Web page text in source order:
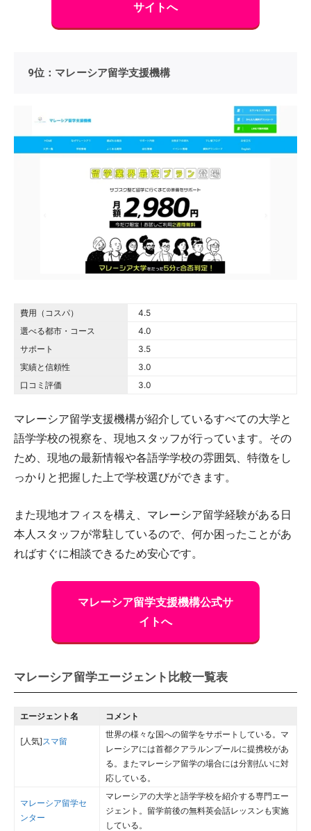
サイトへ
9位：マレーシア留学支援機構
費用（コスパ） 4.5 out of 5.0 stars
4.5
選べる都市・コース
4.0 out of 5.0 stars
4.0
サポート
3.5 out of 5.0 stars
3.5
実績と信頼性
3.0 out of 5.0 stars
3.0
口コミ評価
3.0 out of 5.0 stars
3.0
マレーシア留学支援機構が紹介しているすべての大学と
語学学校の視察を、現地スタッフが行っています。その
ため、現地の最新情報や各語学学校の雰囲気、特徴をし
っかりと把握した上で学校選びができます。
また現地オフィスを構え、マレーシア留学経験がある日
本人スタッフが常駐しているので、何か困ったことがあ
ればすぐに相談できるため安心です。
マレーシア留学支援機構公式サ
イトへ
マレーシア留学エージェント比較一覧表
エージェント名 コメント
[人気] スマ留
世界の様々な国への留学をサポートしている。マ
レーシアには首都クアラルンプールに提携校があ
る。またマレーシア留学の場合には分割払いに対
応している。
マレーシア留学セ
ンター
マレーシアの大学と語学学校を紹介する専門エー
ジェント。留学前後の無料英会話レッスンも実施
している。